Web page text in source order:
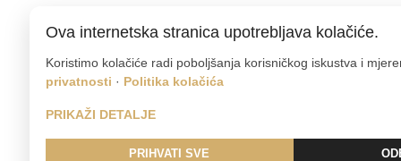
Ova internetska stranica upotrebljava kolačiće.
Koristimo kolačiće radi poboljšanja korisničkog iskustva i
privatnosti · Politika kolačića
PRIKAŽI DETALJE
PRIHVATI SVE